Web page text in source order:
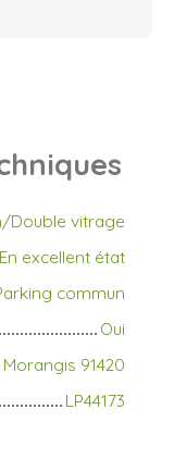
Double vitrage
En excellent état
commun
Oui
Morangis 91420
LP44173